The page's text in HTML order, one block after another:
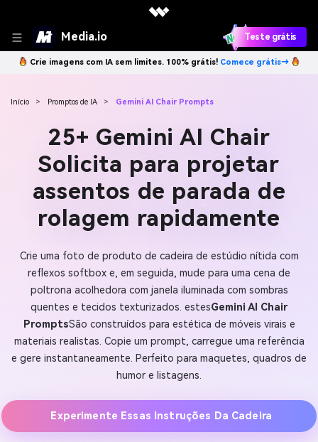
Media.io Teste grátis
Crie imagens com IA sem limites. 100% grátis! Comece grátis→
Início > Promptos de IA > Gemini AI Chair Prompts
25+ Gemini AI Chair
Solicita para projetar
assentos de parada de
rolagem rapidamente
Crie uma foto de produto de cadeira de estúdio nítida com
reflexos softbox e, em seguida, mude para uma cena de
poltrona acolhedora com janela iluminada com sombras
quentes e tecidos texturizados. estesGemini AI Chair
PromptsSão construídos para estética de móveis virais e
materiais realistas. Copie um prompt, carregue uma referência
e gere instantaneamente. Perfeito para maquetes, quadros de
humor e listagens.
Experimente Essas Instruções Da Cadeira